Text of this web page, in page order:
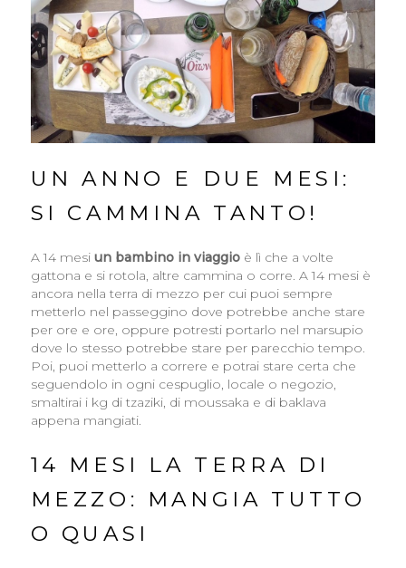
UN ANNO E DUE MESI:
SI CAMMINA TANTO!
A 14 mesiun bambino in viaggioè lì che a volte
gattona e si rotola, altre cammina o corre. A 14 mesi è
ancora nella terra di mezzo per cui puoi sempre
metterlo nel passeggino dove potrebbe anche stare
per ore e ore, oppure potresti portarlo nel marsupio
dove lo stesso potrebbe stare per parecchio tempo.
Poi, puoi metterlo a correre e potrai stare certa che
seguendolo in ogni cespuglio, locale o negozio,
smaltirai i kg di tzaziki, di moussaka e di baklava
appena mangiati.
14 MESI LA TERRA DI
MEZZO: MANGIA TUTTO
O QUASI